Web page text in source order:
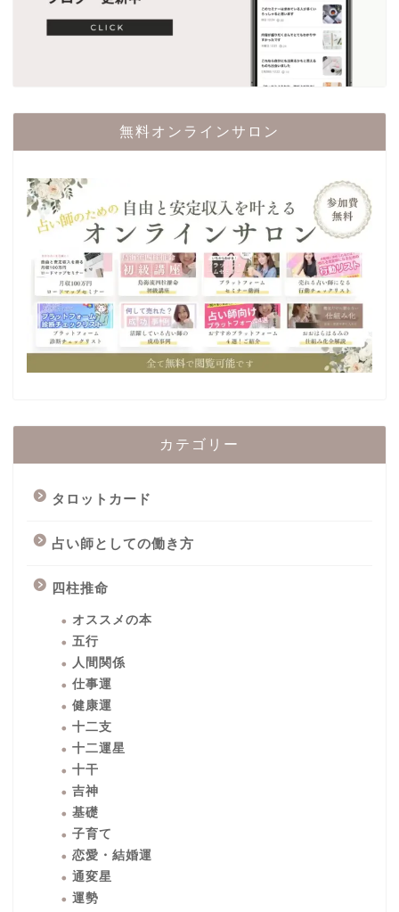
無料オンラインサロン
カテゴリー
タロットカード
占い師としての働き方
四柱推命
オススメの本
五行
人間関係
仕事運
健康運
十二支
十二運星
十干
吉神
基礎
子育て
恋愛・結婚運
通変星
運勢